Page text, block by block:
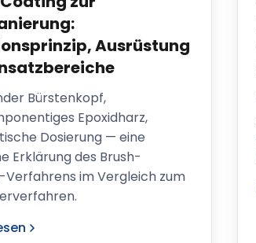
Ausrüstung
Bürstenkopf,
Epoxidharz,
Dosierung — eine
Erklärung des Brush-
im Vergleich zum